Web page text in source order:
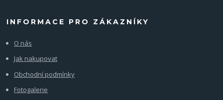
INFORMACE PRO ZÁKAZNÍKY
O nás
Jak nakupovat
Obchodní podmínky
Fotogalerie